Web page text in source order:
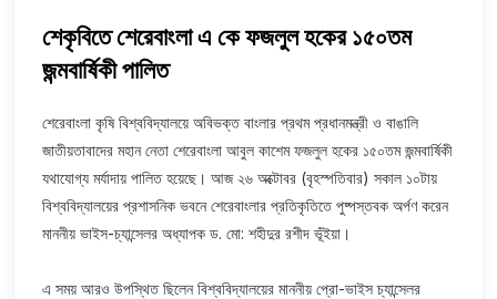
শেকৃবিতে শেরেবাংলা এ কে ফজলুল হকের ১৫০তম
জন্মবার্ষিকী পালিত
শেরেবাংলা কৃষি বিশ্ববিদ্যালয়ে অবিভক্ত বাংলার প্রথম প্রধানমন্ত্রী ও বাঙালি
জাতীয়তাবাদের মহান নেতা শেরেবাংলা আবুল কাশেম ফজলুল হকের ১৫০তম জন্মবার্ষিকী
যথাযোগ্য মর্যাদায় পালিত হয়েছে। আজ ২৬ অক্টোবর (বৃহস্পতিবার) সকাল ১০টায়
বিশ্ববিদ্যালয়ের প্রশাসনিক ভবনে শেরেবাংলার প্রতিকৃতিতে পুষ্পস্তবক অর্পণ করেন
মাননীয় ভাইস-চ্যান্সেলর অধ্যাপক ড. মো: শহীদুর রশীদ ভূঁইয়া।
এ সময় আরও উপস্থিত ছিলেন বিশ্ববিদ্যালয়ের মাননীয় প্রো-ভাইস চ্যান্সেলর